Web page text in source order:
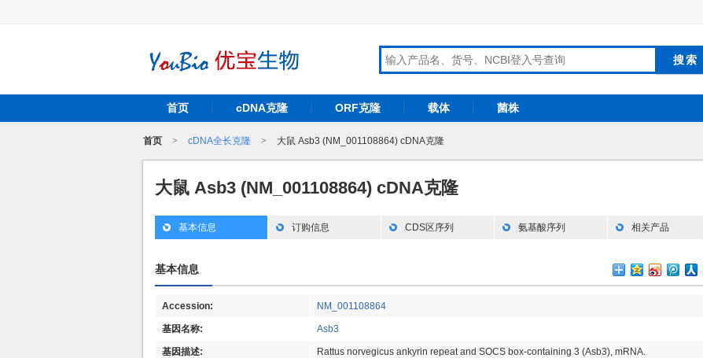
首页 cDNA克隆 ORF克隆 载体 菌株
首页 > cDNA全长克隆 > 大鼠 Asb3 (NM_001108864) cDNA克隆
大鼠 Asb3 (NM_001108864) cDNA克隆
基本信息 订购信息 CDS区序列 氨基酸序列 相关产品
基本信息
Accession: NM_001108864
基因名称: Asb3
基因描述: Rattus norvegicus ankyrin repeat and SOCS box-containing 3 (Asb3), mRNA.